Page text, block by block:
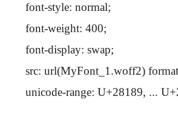
  font-style: normal;
  font-weight: 400;
  font-display: swap;
src: url(MyFont_1.woff2)
unicode-range: U+28189, ...